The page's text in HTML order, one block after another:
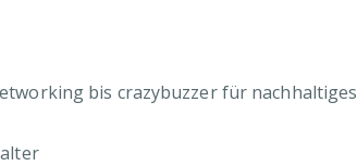
bis crazybuzzer für nachhaltiges